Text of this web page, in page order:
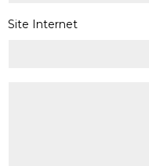
Site Internet